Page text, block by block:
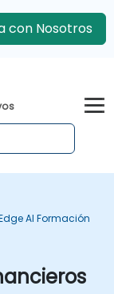
con Nosotros
AI Formación